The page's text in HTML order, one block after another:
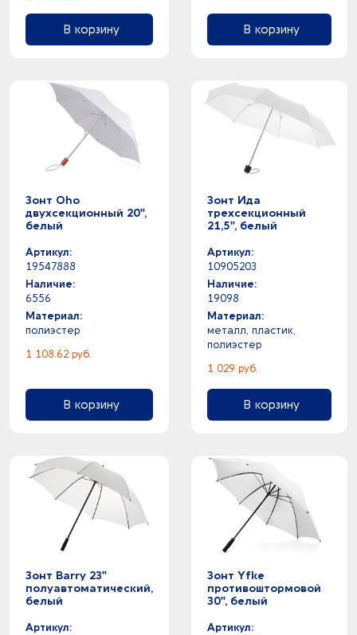
В корзину В корзину
Зонт Oho
двухсекционный 20",
белый
Артикул:
19547888
Наличие:
6556
Материал:
полиэстер
1 108.62 руб.
В корзину
Зонт Ида
трехсекционный
21,5", белый
Артикул:
10905203
Наличие:
19098
Материал:
металл, пластик,
полиэстер
1 029 руб.
В корзину
Зонт Barry 23"
полуавтоматический,
белый
Артикул:
Зонт Yfke
противоштормовой
30", белый
Артикул: